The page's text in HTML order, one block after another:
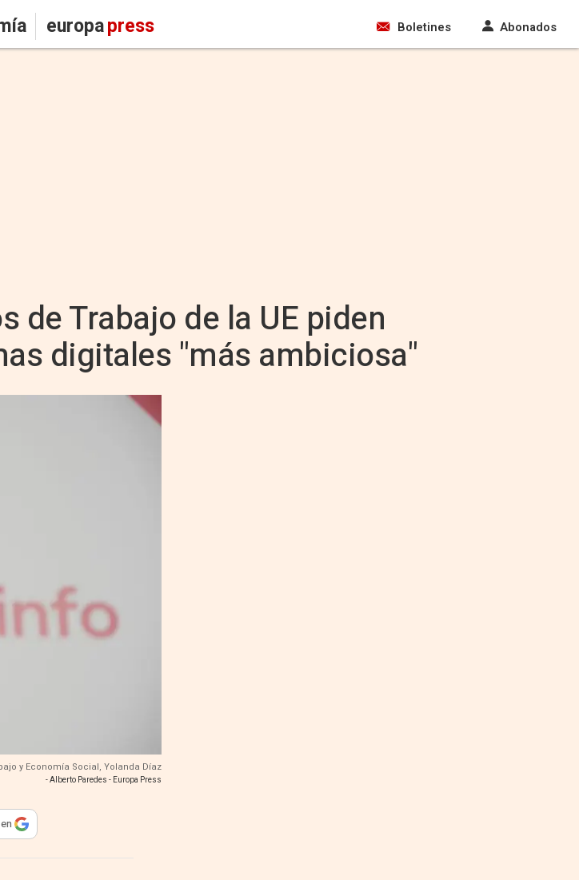
europapress Boletines Abonados
de Trabajo de la UE piden
digitales "más ambiciosa"
y Economía Social, Yolanda Díaz
- Alberto Paredes - Europa Press
compartir